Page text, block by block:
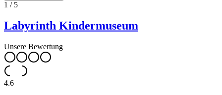
1 / 5
Labyrinth Kindermuseum
Unsere Bewertung
4.6